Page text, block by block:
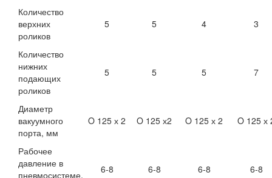
Количество
верхних
роликов
5 5 4 3
Количество
нижних
подающих
роликов
5 5 5 7
Диаметр
вакуумного
порта, мм
O 125 х 2 O 125 х2 O 125 х 2 O 125 х
Рабочее
давление в
пневмосистеме,
6-8 6-8 6-8 6-8